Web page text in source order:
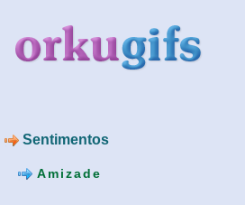
Sentimentos
Amizade